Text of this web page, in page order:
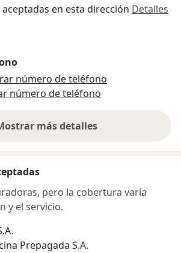
en esta dirección Detalles
número de teléfono
número de teléfono
más detalles
sobre la dirección
pero la cobertura varía
y el servicio.
Prepagada S.A.